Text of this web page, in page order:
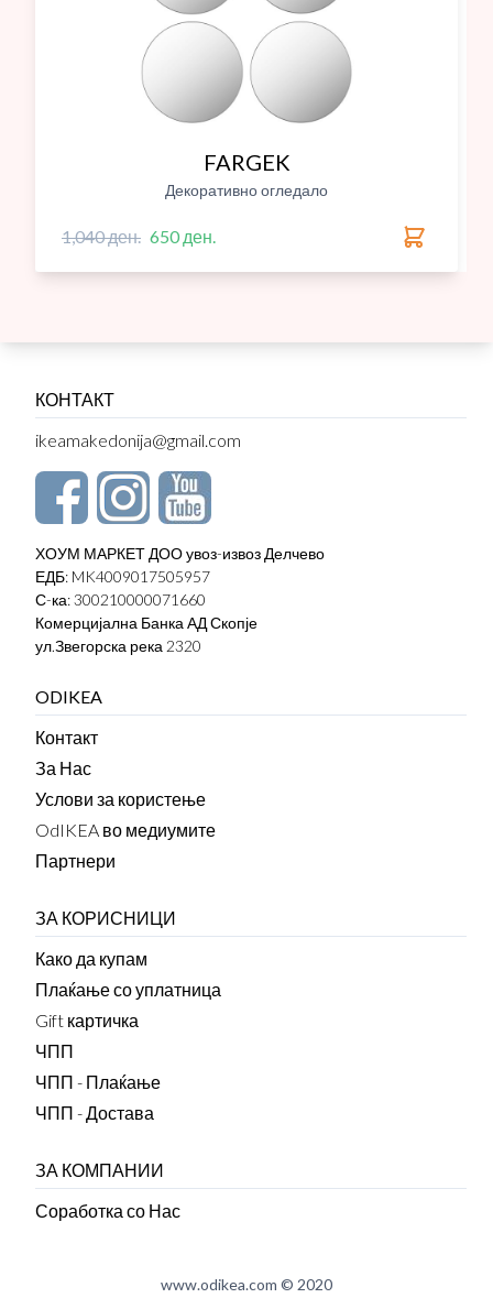
FARGEK
Декоративно огледало
1,040 ден. 650 ден.
КОНТАКТ
ikeamakedonija@gmail.com
ХОУМ МАРКЕТ ДОО увоз-извоз Делчево
ЕДБ: MK4009017505957
С-ка: 300210000071660
Комерцијална Банка АД Скопје
ул.Звегорска река 2320
ODIKEA
Контакт
За Нас
Услови за користење
OdIKEA во медиумите
Партнери
ЗА КОРИСНИЦИ
Како да купам
Плаќање со уплатница
Gift картичка
ЧПП
ЧПП - Плаќање
ЧПП - Достава
ЗА КОМПАНИИ
Соработка со Нас
www.odikea.com © 2020